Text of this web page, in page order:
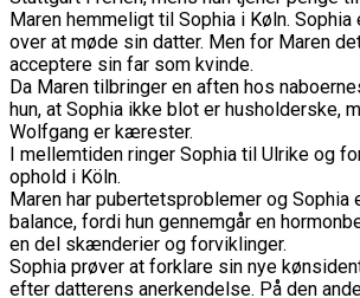
Maren hemmeligt til Sophia i Køln. Sophia
over at møde sin datter. Men for Maren
acceptere sin far som kvinde.
Da Maren tilbringer en aften hos
hun, at Sophia ikke blot er husholderske,
Wolfgang er kærester.
I mellemtiden ringer Sophia til Ulrike og
ophold i Köln.
Maren har pubertetsproblemer og Sophia
balance, fordi hun gennemgår en
en del skænderier og forviklinger.
Sophia prøver at forklare sin nye
efter datterens anerkendelse. På den